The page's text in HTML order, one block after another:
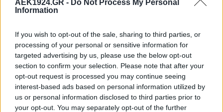
AEK1924.GR - Do Not Process My Personal
Information
If you wish to opt-out of the sale, sharing to third parties, or
processing of your personal or sensitive information for
targeted advertising by us, please use the below opt-out
section to confirm your selection. Please note that after your
opt-out request is processed you may continue seeing
interest-based ads based on personal information utilized by
us or personal information disclosed to third parties prior to
your opt-out. You may separately opt-out of the further